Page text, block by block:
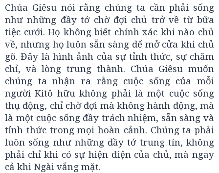
Chúa Giêsu nói rằng chúng ta cần phải sống
như những đầy tớ chờ đợi chủ trở về từ bữa
tiệc cưới. Họ không biết chính xác khi nào chủ
về, nhưng họ luôn sẵn sàng để mở cửa khi chủ
gõ. Đây là hình ảnh của sự tỉnh thức, sự chăm
chỉ, và lòng trung thành. Chúa Giêsu muốn
chúng ta nhận ra rằng cuộc sống của mỗi
người Kitô hữu không phải là một cuộc sống
thụ động, chỉ chờ đợi mà không hành động, mà
là một cuộc sống đầy trách nhiệm, sẵn sàng và
tỉnh thức trong mọi hoàn cảnh. Chúng ta phải
luôn sống như những đầy tớ trung tín, không
phải chỉ khi có sự hiện diện của chủ, mà ngay
cả khi Ngài vắng mặt.